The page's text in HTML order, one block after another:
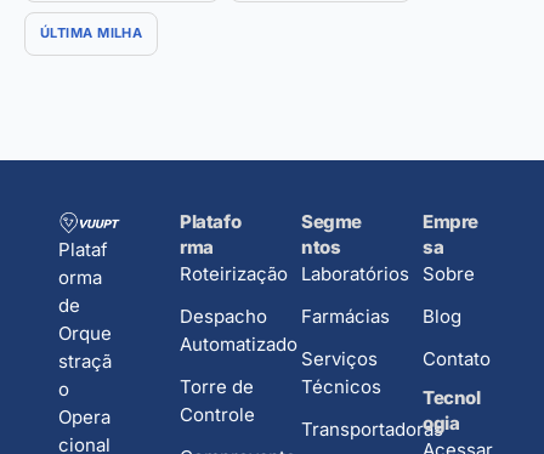
ÚLTIMA MILHA
Plataf
orma
de
Orque
straçã
o
Opera
cional
Platafo
rma
Roteirização
Despacho
Automatizado
Torre de
Controle
Segme
ntos
Laboratórios
Farmácias
Serviços
Técnicos
Transportadoras
Empre
sa
Sobre
Blog
Contato
Tecnol
ogia